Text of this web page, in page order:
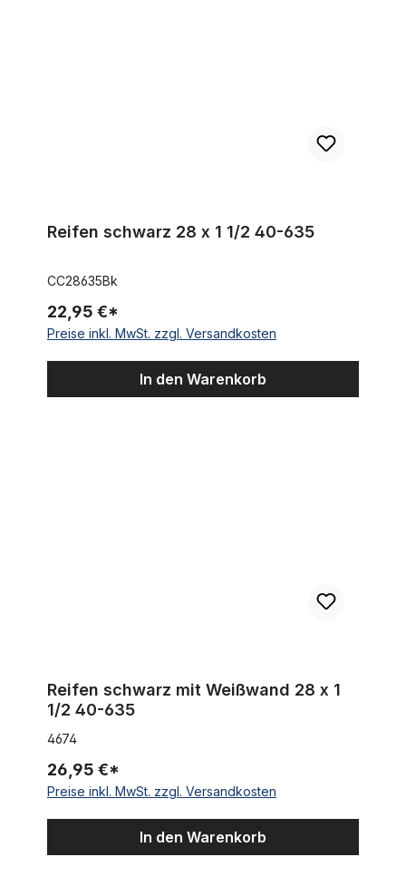
Reifen schwarz 28 x 1 1/2 40-635
CC28635Bk
22,95 €*
Preise inkl. MwSt. zzgl. Versandkosten
In den Warenkorb
Reifen schwarz mit Weißwand 28 x 1
1/2 40-635
4674
26,95 €*
Preise inkl. MwSt. zzgl. Versandkosten
In den Warenkorb